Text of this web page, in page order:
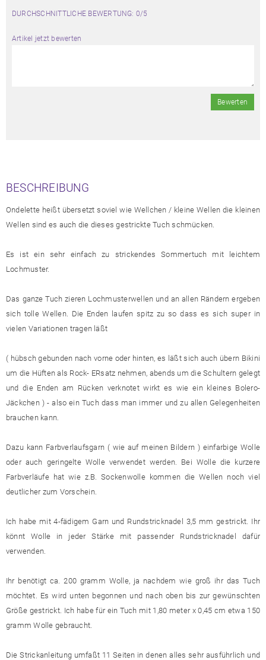
DURCHSCHNITTLICHE BEWERTUNG: 0/5
Artikel jetzt bewerten
Bewerten
BESCHREIBUNG
Ondelette heißt übersetzt soviel wie Wellchen / kleine Wellen die kleinen
Wellen sind es auch die dieses gestrickte Tuch schmücken.
Es ist ein sehr einfach zu strickendes Sommertuch mit leichtem
Lochmuster.
Das ganze Tuch zieren Lochmusterwellen und an allen Rändern ergeben
sich tolle Wellen. Die Enden laufen spitz zu so dass es sich super in
vielen Variationen tragen läßt
( hübsch gebunden nach vorne oder hinten, es läßt sich auch übern Bikini
um die Hüften als Rock- ERsatz nehmen, abends um die Schultern gelegt
und die Enden am Rücken verknotet wirkt es wie ein kleines Bolero-
Jäckchen ) - also ein Tuch dass man immer und zu allen Gelegenheiten
brauchen kann.
Dazu kann Farbverlaufsgarn ( wie auf meinen Bildern ) einfarbige Wolle
oder auch geringelte Wolle verwendet werden. Bei Wolle die kurzere
Farbverläufe hat wie z.B. Sockenwolle kommen die Wellen noch viel
deutlicher zum Vorschein.
Ich habe mit 4-fädigem Garn und Rundstricknadel 3,5 mm gestrickt. Ihr
könnt Wolle in jeder Stärke mit passender Rundstricknadel dafür
verwenden.
Ihr benötigt ca. 200 gramm Wolle, ja nachdem wie groß ihr das Tuch
möchtet. Es wird unten begonnen und nach oben bis zur gewünschten
Größe gestrickt. Ich habe für ein Tuch mit 1,80 meter x 0,45 cm etwa 150
gramm Wolle gebraucht.
Die Strickanleitung umfaßt 11 Seiten in denen alles sehr ausführlich und